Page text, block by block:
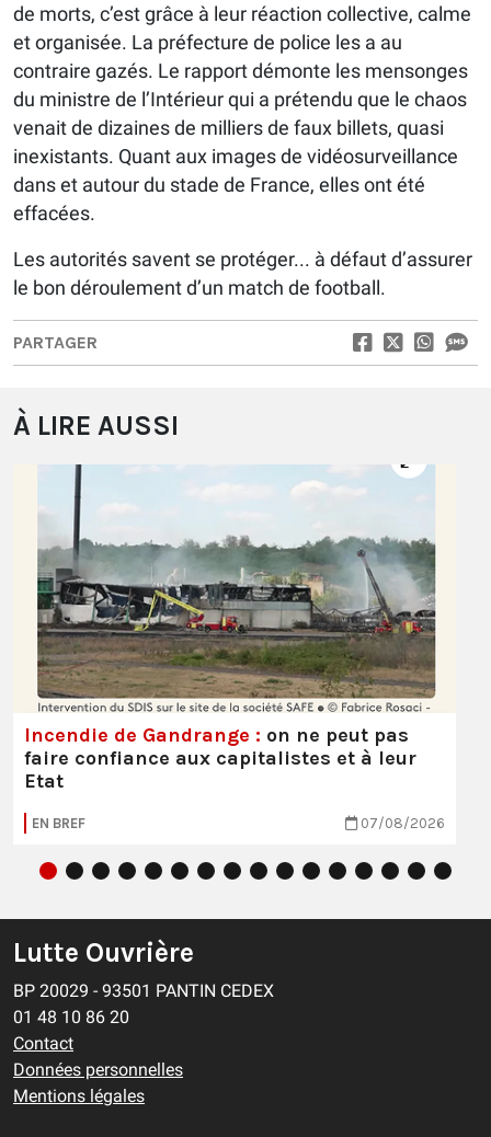
de morts, c’est grâce à leur réaction collective, calme
et organisée. La préfecture de police les a au
contraire gazés. Le rapport démonte les mensonges
du ministre de l’Intérieur qui a prétendu que le chaos
venait de dizaines de milliers de faux billets, quasi
inexistants. Quant aux images de vidéosurveillance
dans et autour du stade de France, elles ont été
effacées.
Les autorités savent se protéger... à défaut d’assurer
le bon déroulement d’un match de football.
PARTAGER
À LIRE AUSSI
Incendie de Gandrange : on ne peut pas
faire confiance aux capitalistes et à leur
Etat
EN BREF 07/08/2026
Lutte Ouvrière
BP 20029 - 93501 PANTIN CEDEX
01 48 10 86 20
Contact
Données personnelles
Mentions légales